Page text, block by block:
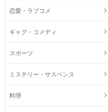
恋愛・ラブコメ
ギャグ・コメディ
スポーツ
ミステリー・サスペンス
料理